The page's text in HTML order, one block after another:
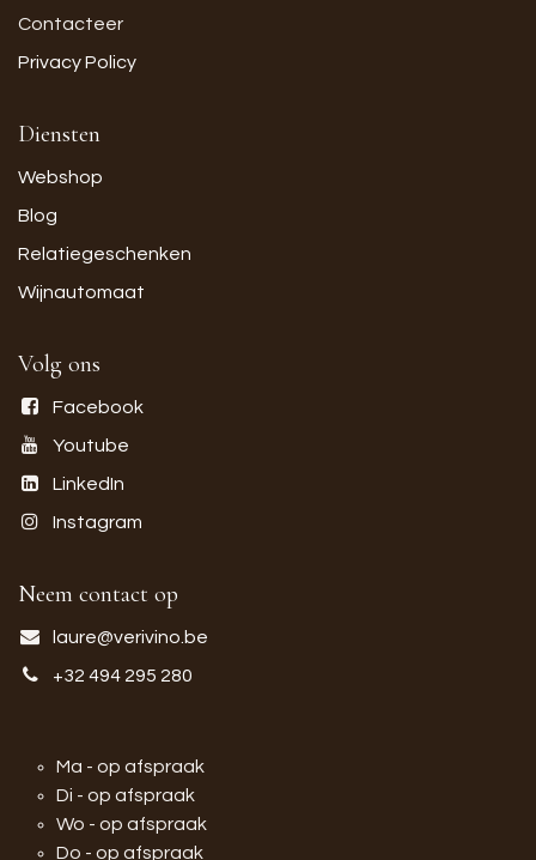
Contacteer
Privacy Policy
Diensten
Webshop
Blog
Relatiegeschenken
Wijnautomaat
Volg ons
Facebook
Youtube
LinkedIn
Instagram
Neem contact op
laure@verivino.be
+32 494 295 280
Ma - op afspraak
Di - op afspraak
Wo - op afspraak
Do - op afspraak